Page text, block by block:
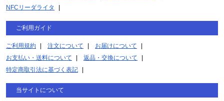
NFCリーダライタ
ご利用ガイド
ご利用規約 注文について
お届けについて
お支払い・送料について
返品・交換について
特定商取引法に基づく表記
当サイトについて